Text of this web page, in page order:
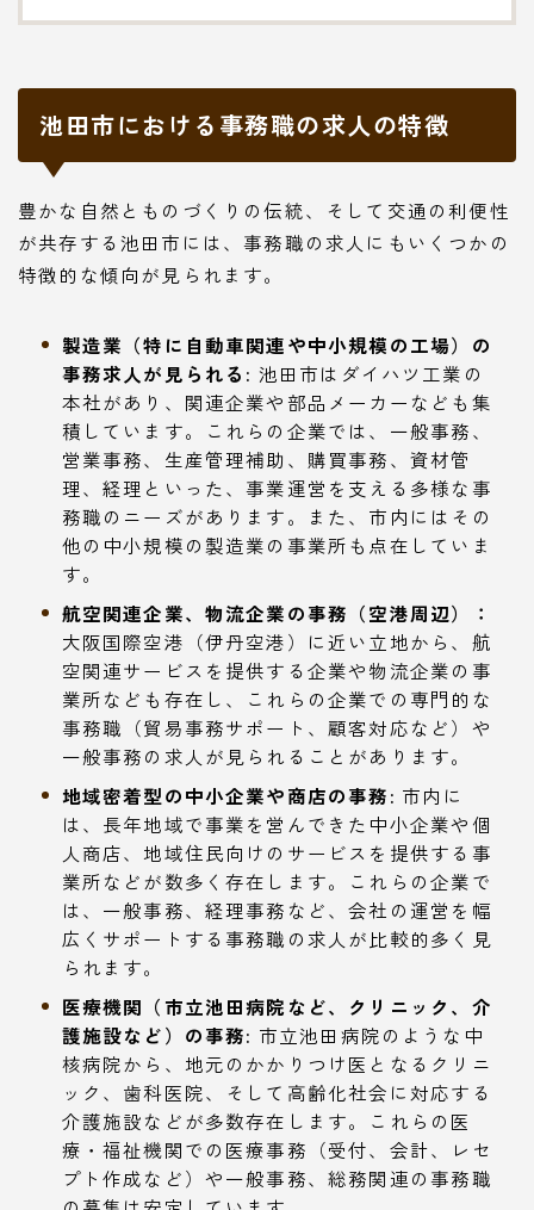
池田市における事務職の求人の特徴
豊かな自然とものづくりの伝統、そして交通の利便性
が共存する池田市には、事務職の求人にもいくつかの
特徴的な傾向が見られます。
製造業（特に自動車関連や中小規模の工場）の
事務求人が見られる: 池田市はダイハツ工業の
本社があり、関連企業や部品メーカーなども集
積しています。これらの企業では、一般事務、
営業事務、生産管理補助、購買事務、資材管
理、経理といった、事業運営を支える多様な事
務職のニーズがあります。また、市内にはその
他の中小規模の製造業の事業所も点在していま
す。
航空関連企業、物流企業の事務（空港周辺）：
大阪国際空港（伊丹空港）に近い立地から、航
空関連サービスを提供する企業や物流企業の事
業所なども存在し、これらの企業での専門的な
事務職（貿易事務サポート、顧客対応など）や
一般事務の求人が見られることがあります。
地域密着型の中小企業や商店の事務: 市内に
は、長年地域で事業を営んできた中小企業や個
人商店、地域住民向けのサービスを提供する事
業所などが数多く存在します。これらの企業で
は、一般事務、経理事務など、会社の運営を幅
広くサポートする事務職の求人が比較的多く見
られます。
医療機関（市立池田病院など、クリニック、介
護施設など）の事務: 市立池田病院のような中
核病院から、地元のかかりつけ医となるクリニ
ック、歯科医院、そして高齢化社会に対応する
介護施設などが多数存在します。これらの医
療・福祉機関での医療事務（受付、会計、レセ
プト作成など）や一般事務、総務関連の事務職